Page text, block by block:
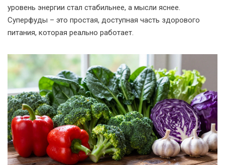
уровень энергии стал стабильнее, а мысли яснее.
Суперфуды – это простая, доступная часть здорового
питания, которая реально работает.